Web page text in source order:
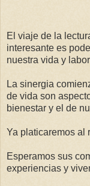
El viaje de la
interesante es
nuestra vida y
La sinergia
de vida son
bienestar y el de
Ya platicaremos al
Esperamos sus
experiencias y